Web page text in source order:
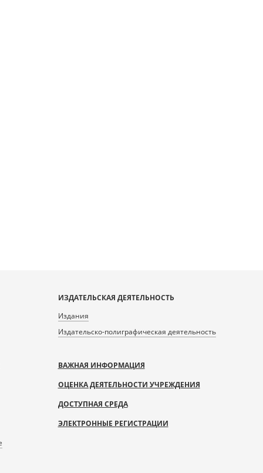
ИЗДАТЕЛЬСКАЯ ДЕЯТЕЛЬНОСТЬ
Издания
Издательско-полиграфическая деятельность
ВАЖНАЯ ИНФОРМАЦИЯ
ОЦЕНКА ДЕЯТЕЛЬНОСТИ УЧРЕЖДЕНИЯ
ДОСТУПНАЯ СРЕДА
ЭЛЕКТРОННЫЕ РЕГИСТРАЦИИ